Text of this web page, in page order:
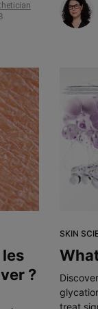
?
SKIN
treat